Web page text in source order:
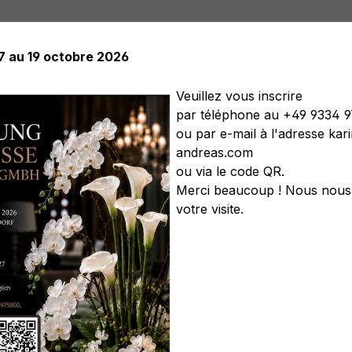
Plantes artificielles Arbres artificiels Soft Flower
artificiels Couronnes artificielles Légumes artificiels
rose clair-antique
au 19 octobre 2026
Veuillez vous inscrire
par téléphone au +49 9334
ou par e-mail à l'adresse
andreas.com
ou via le code QR.
Merci beaucoup ! Nous
votre visite.